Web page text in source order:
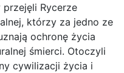
Rycerze
którzy za jedno ze
ochronę życia
śmierci. Otoczyli
cywilizacji życia i